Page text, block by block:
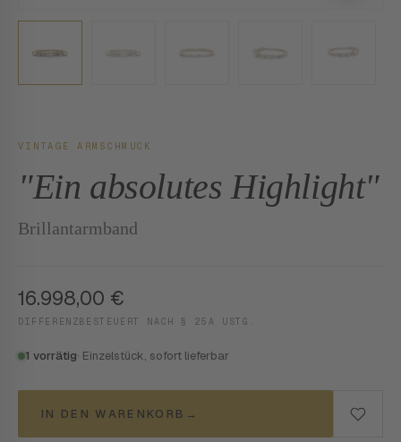
VINTAGE ARMSCHMUCK
"Ein absolutes Highlight"
Brillantarmband
16.998,00 €
DIFFERENZBESTEUERT NACH § 25A USTG.
1 vorrätig· Einzelstück, sofort lieferbar
IN DEN WARENKORB →